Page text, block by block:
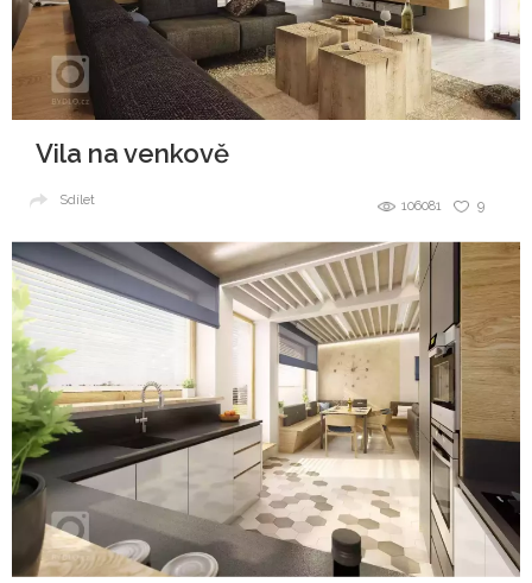
Vila na venkově
9
106081
Sdílet